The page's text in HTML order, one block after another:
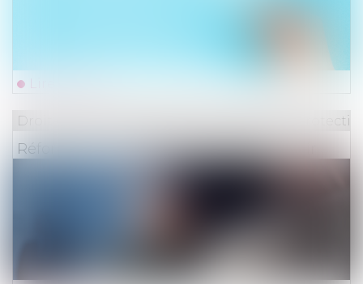
Réforme des retraites : ce qu'il faut savoir
Droit du travail - Employeurs Droit de la